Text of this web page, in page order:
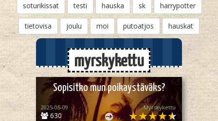
soturikissat testi hauska sk harrypotter
tietovisa joulu moi putoatjos hauskat
myrskykettu
Sopisitko mun poikaystäväks?
630
2025-05-09 Myrskykettu